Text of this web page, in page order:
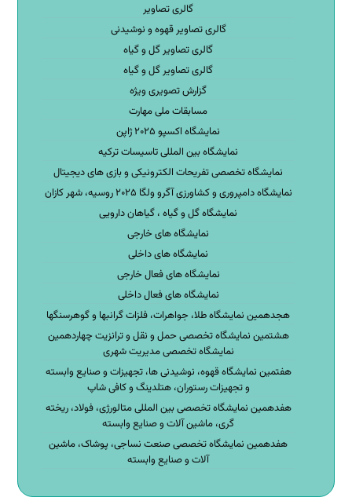
گالری تصاویر
گالری تصاویر قهوه و نوشیدنی
گالری تصاویر گل و گیاه
گالری تصاویر گل و گیاه
گزارش تصویری ویژه
مسابقات ملی مهارت
نمایشگاه اکسپو ۲۰۲۵ ژاپن
نمایشگاه بین المللی تاسیسات ترکیه
نمایشگاه تخصصی تفریحات الکترونیکی و بازی های دیجیتال
نمایشگاه دامپروری و کشاورزی آگرو ولگا ۲۰۲۵ روسیه، شهر کازان
نمایشگاه گل و گیاه ، گیاهان دارویی
نمایشگاه های خارجی
نمایشگاه های داخلی
نمایشگاه های فعال خارجی
نمایشگاه های فعال داخلی
هجدهمین نمایشگاه طلا، جواهرات، فلزات گرانبها و گوهرسنگها
هشتمین نمایشگاه تخصصی حمل و نقل و ترانزیت چهاردهمین
نمایشگاه تخصصی مدیریت شهری
هفتمین نمایشگاه قهوه، نوشیدنی ها، تجهیزات و صنایع وابسته
و تجهیزات رستوران، هتلدینگ و کافی شاپ
هفدهمین نمایشگاه تخصصی بین المللی متالورژی، فولاد، ریخته
گری، ماشین آلات و صنایع وابسته
هفدهمین نمایشگاه تخصصی صنعت نساجی، پوشاک، ماشین
آلات و صنایع وابسته